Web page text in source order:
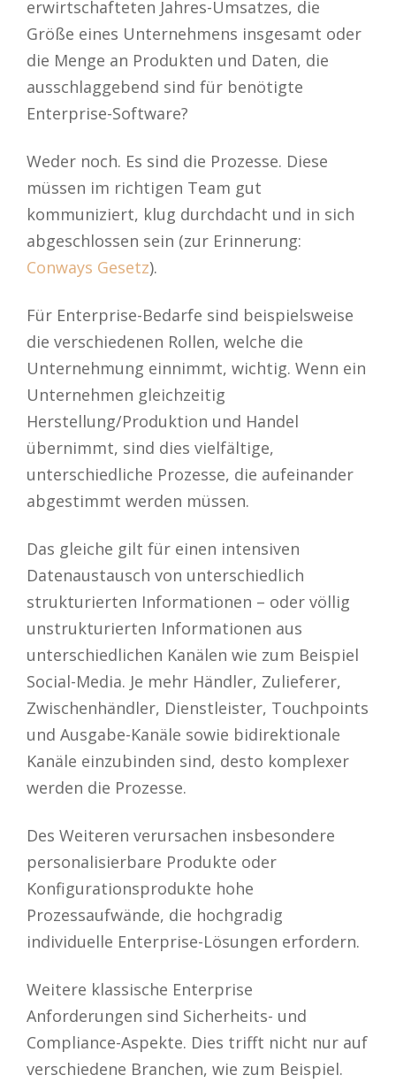
erwirtschafteten Jahres-Umsatzes, die
Größe eines Unternehmens insgesamt oder
die Menge an Produkten und Daten, die
ausschlaggebend sind für benötigte
Enterprise-Software?
Weder noch. Es sind die Prozesse. Diese
müssen im richtigen Team gut
kommuniziert, klug durchdacht und in sich
abgeschlossen sein (zur Erinnerung:
Conways Gesetz).
Für Enterprise-Bedarfe sind beispielsweise
die verschiedenen Rollen, welche die
Unternehmung einnimmt, wichtig. Wenn ein
Unternehmen gleichzeitig
Herstellung/Produktion und Handel
übernimmt, sind dies vielfältige,
unterschiedliche Prozesse, die aufeinander
abgestimmt werden müssen.
Das gleiche gilt für einen intensiven
Datenaustausch von unterschiedlich
strukturierten Informationen – oder völlig
unstrukturierten Informationen aus
unterschiedlichen Kanälen wie zum Beispiel
Social-Media. Je mehr Händler, Zulieferer,
Zwischenhändler, Dienstleister, Touchpoints
und Ausgabe-Kanäle sowie bidirektionale
Kanäle einzubinden sind, desto komplexer
werden die Prozesse.
Des Weiteren verursachen insbesondere
personalisierbare Produkte oder
Konfigurationsprodukte hohe
Prozessaufwände, die hochgradig
individuelle Enterprise-Lösungen erfordern.
Weitere klassische Enterprise
Anforderungen sind Sicherheits- und
Compliance-Aspekte. Dies trifft nicht nur auf
verschiedene Branchen, wie zum Beispiel.